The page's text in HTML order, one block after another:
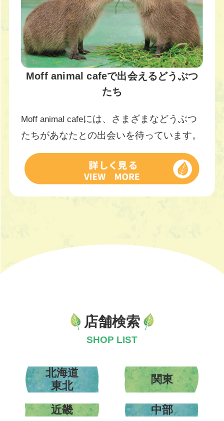
Moff animal cafeで出会えるどうぶつ
たち
Moff animal cafeには、さまざまなどうぶつ
たちがあなたとの出会いを待っています。
店舗検索
SHOP LIST
北海道
東北
関東
中部
近畿